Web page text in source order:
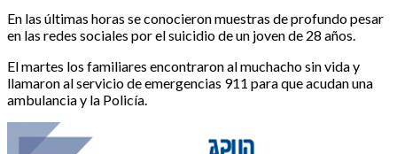
En las últimas horas se conocieron muestras de profundo pesar
en las redes sociales por el suicidio de un joven de 28 años.
El martes los familiares encontraron al muchacho sin vida y
llamaron al servicio de emergencias 911 para que acudan una
ambulancia y la Policía.